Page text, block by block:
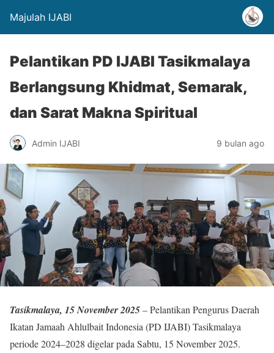
Majulah IJABI
Pelantikan PD IJABI Tasikmalaya
Berlangsung Khidmat, Semarak,
dan Sarat Makna Spiritual
Admin IJABI 9 bulan ago
Tasikmalaya, 15 November 2025– Pelantikan Pengurus Daerah
Ikatan Jamaah Ahlulbait Indonesia (PD IJABI) Tasikmalaya
periode 2024–2028 digelar pada Sabtu, 15 November 2025.